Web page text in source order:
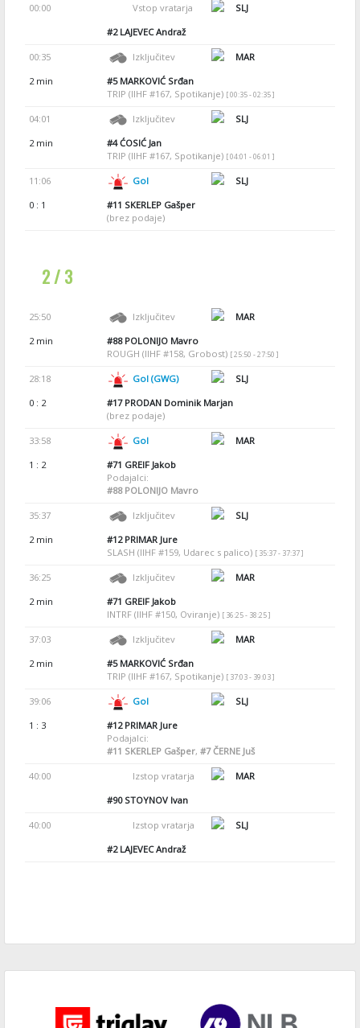
00:00 Vstop vratarja
SLJ
#2LAJEVEC Andraž
00:35 Izključitev
MAR
2 min
#5MARKOVIĆ Srđan
TRIP (IIHF #167, Spotikanje) [ 00:35 - 02:35 ]
04:01 Izključitev
SLJ
2 min
#4ĆOSIĆ Jan
TRIP (IIHF #167, Spotikanje) [ 04:01 - 06:01 ]
11:06 Gol
SLJ
0 : 1
#11 SKERLEP Gašper
(brez podaje)
2 / 3
25:50 Izključitev
MAR
2 min
#88POLONIJO Mavro
ROUGH (IIHF #158, Grobost) [ 25:50 - 27:50 ]
28:18 Gol (GWG)
SLJ
0 : 2
#17PRODAN Dominik Marjan
(brez podaje)
33:58 Gol
MAR
1 : 2
#71 GREIF Jakob
Podajalci:
#88POLONIJO Mavro
35:37 Izključitev
SLJ
2 min
#12PRIMAR Jure
SLASH (IIHF #159, Udarec s palico) [ 35:37 - 37:37 ]
36:25 Izključitev
MAR
2 min
#71 GREIF Jakob
INTRF (IIHF #150, Oviranje) [ 36:25 - 38:25 ]
37:03 Izključitev
MAR
2 min
#5MARKOVIĆ Srđan
TRIP (IIHF #167, Spotikanje) [ 37:03 - 39:03 ]
39:06 Gol
SLJ
1 : 3
#12PRIMAR Jure
Podajalci:
#11 SKERLEP Gašper, #7ČERNE Juš
40:00 Izstop vratarja
MAR
#90STOYNOV Ivan
40:00 Izstop vratarja
SLJ
#2LAJEVEC Andraž